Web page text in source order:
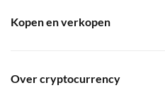
Kopen en verkopen
Over cryptocurrency